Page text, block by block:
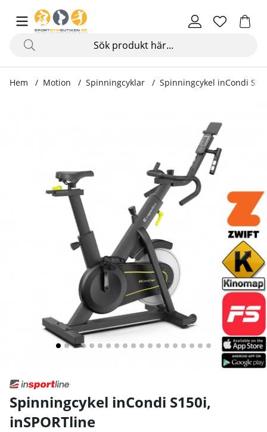
Hem Motion Spinningcyklar Spinningcykel inCondi
Spinningcykel inCondi S150i,
inSPORTline